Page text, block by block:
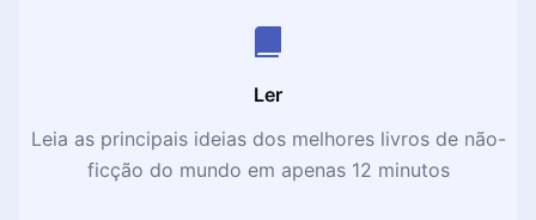
Ler
Leia as principais ideias dos melhores livros de não-
ficção do mundo em apenas 12 minutos